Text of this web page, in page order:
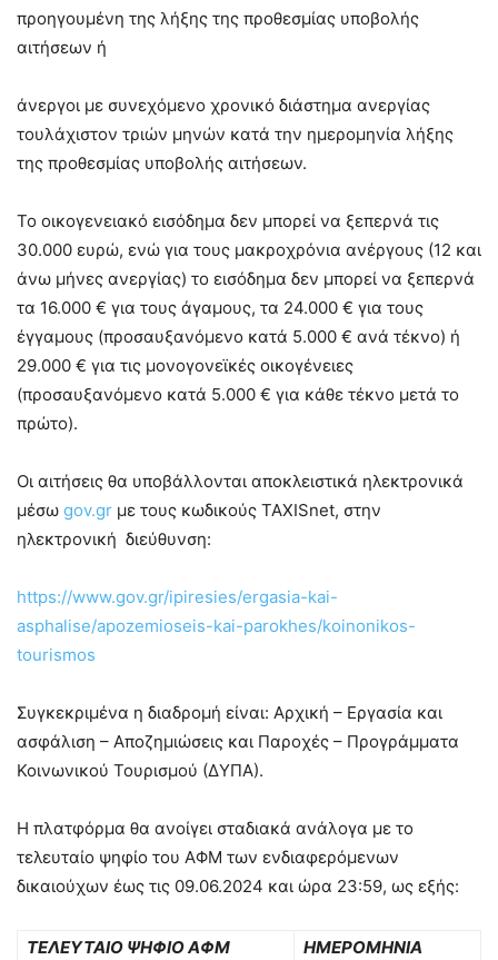
προηγουμένη της λήξης της προθεσμίας υποβολής
αιτήσεων ή
άνεργοι με συνεχόμενο χρονικό διάστημα ανεργίας
τουλάχιστον τριών μηνών κατά την ημερομηνία λήξης
της προθεσμίας υποβολής αιτήσεων.
Το οικογενειακό εισόδημα δεν μπορεί να ξεπερνά τις
30.000 ευρώ, ενώ για τους μακροχρόνια ανέργους (12 και
άνω μήνες ανεργίας) το εισόδημα δεν μπορεί να ξεπερνά
τα 16.000 € για τους άγαμους, τα 24.000 € για τους
έγγαμους (προσαυξανόμενο κατά 5.000 € ανά τέκνο) ή
29.000 € για τις μονογονεϊκές οικογένειες
(προσαυξανόμενο κατά 5.000 € για κάθε τέκνο μετά το
πρώτο).
Οι αιτήσεις θα υποβάλλονται αποκλειστικά ηλεκτρονικά
μέσω gov.gr με τους κωδικούς TAXISnet, στην
ηλεκτρονική διεύθυνση:
https://www.gov.gr/ipiresies/ergasia-kai-
asphalise/apozemioseis-kai-parokhes/koinonikos-
tourismos
Συγκεκριμένα η διαδρομή είναι: Αρχική – Εργασία και
ασφάλιση – Αποζημιώσεις και Παροχές – Προγράμματα
Κοινωνικού Τουρισμού (ΔΥΠΑ).
Η πλατφόρμα θα ανοίγει σταδιακά ανάλογα με το
τελευταίο ψηφίο του ΑΦΜ των ενδιαφερόμενων
δικαιούχων έως τις 09.06.2024 και ώρα 23:59, ως εξής:
ΤΕΛΕΥΤΑΙΟ ΨΗΦΙΟ ΑΦΜ
ΗΜΕΡΟΜΗΝΙΑ